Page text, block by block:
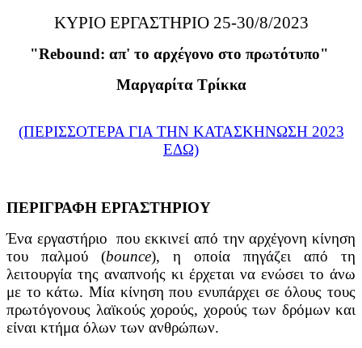
ΚΥΡΙΟ ΕΡΓΑΣΤΗΡΙΟ 25-30/8/2023
"Rebound: απ' το αρχέγονο στο πρωτότυπο"
Μαργαρίτα Τρίκκα
(ΠΕΡΙΣΣΟΤΕΡΑ ΓΙΑ ΤΗΝ ΚΑΤΑΣΚΗΝΩΣΗ 2023
ΕΔΩ)
ΠΕΡΙΓΡΑΦΗ ΕΡΓΑΣΤΗΡΙΟΥ
Ένα εργαστήριο που εκκινεί από την αρχέγονη κίνηση
του παλμού (bounce), η οποία πηγάζει από τη
λειτουργία της αναπνοής κι έρχεται να ενώσει το άνω
με το κάτω. Μία κίνηση που ενυπάρχει σε όλους τους
πρωτόγονους λαϊκούς χορούς, χορούς των δρόμων και
είναι κτήμα όλων των ανθρώπων.